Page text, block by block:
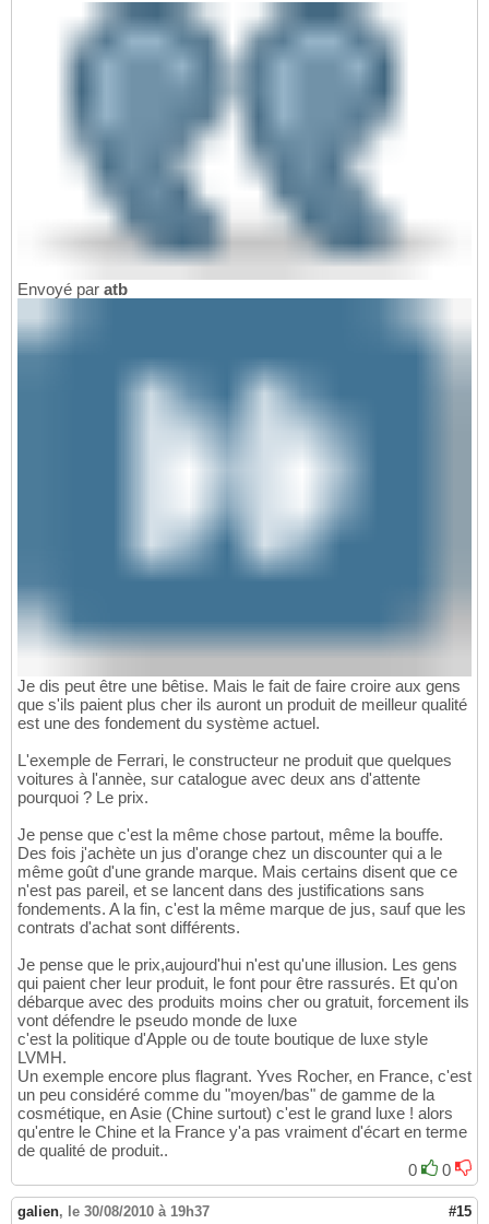
Envoyé par atb
Je dis peut être une bêtise. Mais le fait de faire croire aux gens
que s'ils paient plus cher ils auront un produit de meilleur qualité
est une des fondement du système actuel.
L'exemple de Ferrari, le constructeur ne produit que quelques
voitures à l'annèe, sur catalogue avec deux ans d'attente
pourquoi ? Le prix.
Je pense que c'est la même chose partout, même la bouffe.
Des fois j'achète un jus d'orange chez un discounter qui a le
même goût d'une grande marque. Mais certains disent que ce
n'est pas pareil, et se lancent dans des justifications sans
fondements. A la fin, c'est la même marque de jus, sauf que les
contrats d'achat sont différents.
Je pense que le prix,aujourd'hui n'est qu'une illusion. Les gens
qui paient cher leur produit, le font pour être rassurés. Et qu'on
débarque avec des produits moins cher ou gratuit, forcement ils
vont défendre le pseudo monde de luxe
c'est la politique d'Apple ou de toute boutique de luxe style
LVMH.
Un exemple encore plus flagrant. Yves Rocher, en France, c'est
un peu considéré comme du "moyen/bas" de gamme de la
cosmétique, en Asie (Chine surtout) c'est le grand luxe ! alors
qu'entre le Chine et la France y'a pas vraiment d'écart en terme
de qualité de produit..
0
0
galien, le 30/08/2010 à 19h37 #15